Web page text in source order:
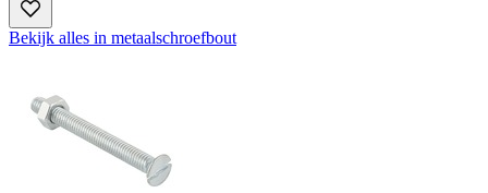
Bekijk alles in metaalschroefbout